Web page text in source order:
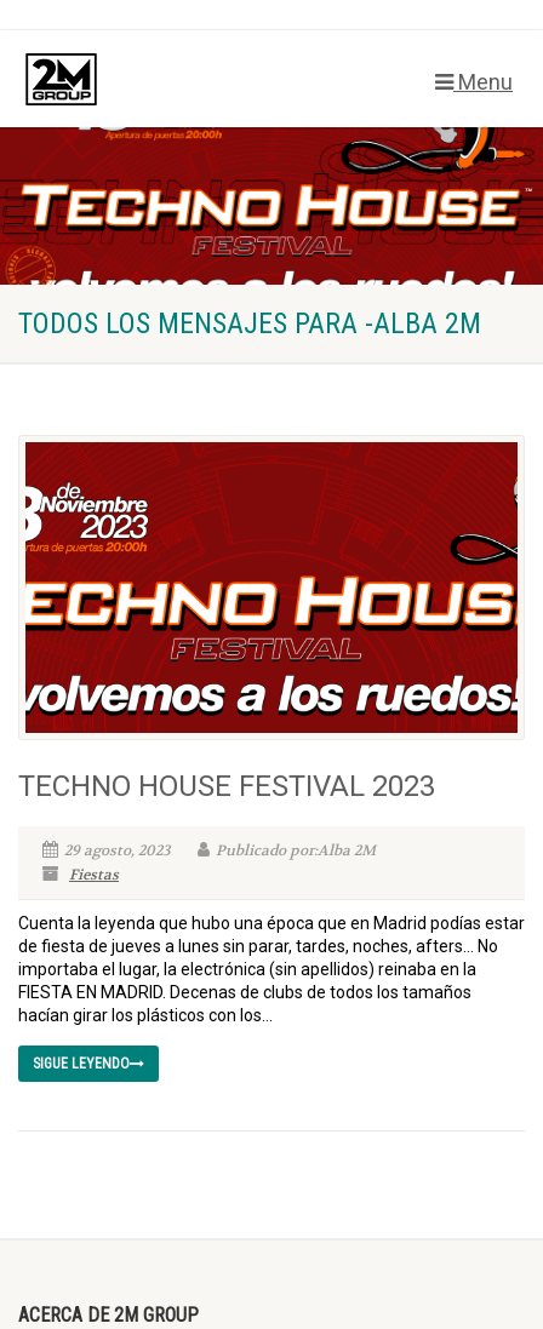
Menu
TODOS LOS MENSAJES PARA -ALBA 2M
TECHNO HOUSE FESTIVAL 2023
29 agosto, 2023
Publicado por:Alba 2M
Fiestas
Cuenta la leyenda que hubo una época que en Madrid podías estar
de fiesta de jueves a lunes sin parar, tardes, noches, afters… No
importaba el lugar, la electrónica (sin apellidos) reinaba en la
FIESTA EN MADRID. Decenas de clubs de todos los tamaños
hacían girar los plásticos con los...
SIGUE LEYENDO
ACERCA DE 2M GROUP